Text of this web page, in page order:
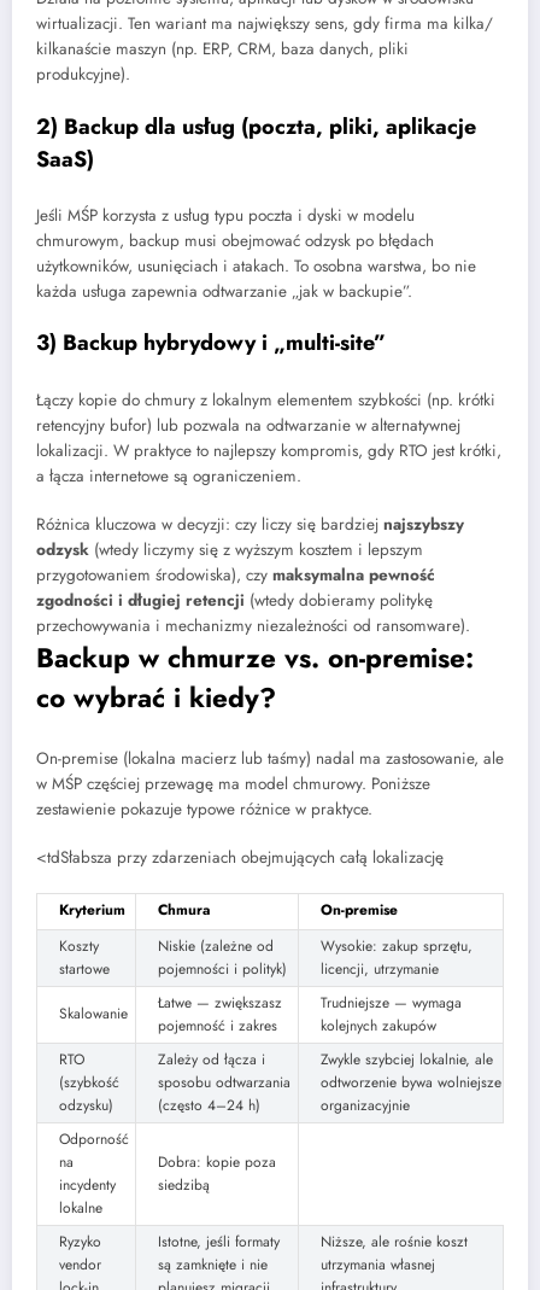
wirtualizacji. Ten wariant ma największy sens, gdy firma ma kilka/
kilkanaście maszyn (np. ERP, CRM, baza danych, pliki
produkcyjne).
2) Backup dla usług (poczta, pliki, aplikacje
SaaS)
Jeśli MŚP korzysta z usług typu poczta i dyski w modelu
chmurowym, backup musi obejmować odzysk po błędach
użytkowników, usunięciach i atakach. To osobna warstwa, bo nie
każda usługa zapewnia odtwarzanie „jak w backupie”.
3) Backup hybrydowy i „multi-site”
Łączy kopie do chmury z lokalnym elementem szybkości (np. krótki
retencyjny bufor) lub pozwala na odtwarzanie w alternatywnej
lokalizacji. W praktyce to najlepszy kompromis, gdy RTO jest krótki,
a łącza internetowe są ograniczeniem.
Różnica kluczowa w decyzji: czy liczy się bardziej najszybszy
odzysk (wtedy liczymy się z wyższym kosztem i lepszym
przygotowaniem środowiska), czy maksymalna pewność
zgodności i długiej retencji (wtedy dobieramy politykę
przechowywania i mechanizmy niezależności od ransomware).
Backup w chmurze vs. on-premise:
co wybrać i kiedy?
On-premise (lokalna macierz lub taśmy) nadal ma zastosowanie, ale
w MŚP częściej przewagę ma model chmurowy. Poniższe
zestawienie pokazuje typowe różnice w praktyce.
<tdSłabsza przy zdarzeniach obejmujących całą lokalizację
Kryterium Chmura
On-premise
Koszty
startowe
Niskie (zależne od
pojemności i polityk)
Wysokie: zakup sprzętu,
licencji, utrzymanie
Skalowanie
Łatwe — zwiększasz
pojemność i zakres
Trudniejsze — wymaga
kolejnych zakupów
RTO
(szybkość
odzysku)
Zależy od łącza i
sposobu odtwarzania
(często 4–24 h)
Zwykle szybciej lokalnie, ale
odtworzenie bywa wolniejsze
organizacyjnie
Odporność
na
incydenty
lokalne
Dobra: kopie poza
siedzibą
Ryzyko
vendor
Istotne, jeśli formaty
są zamknięte i nie
Niższe, ale rośnie koszt
utrzymania własnej